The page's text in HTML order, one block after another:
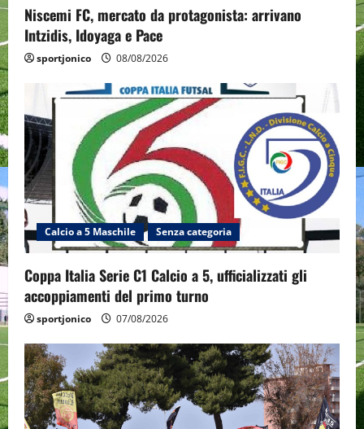
Niscemi FC, mercato da protagonista: arrivano
Intzidis, Idoyaga e Pace
sportjonico 08/08/2026
Calcio a 5 Maschile Senza categoria
Coppa Italia Serie C1 Calcio a 5, ufficializzati gli
accoppiamenti del primo turno
sportjonico 07/08/2026